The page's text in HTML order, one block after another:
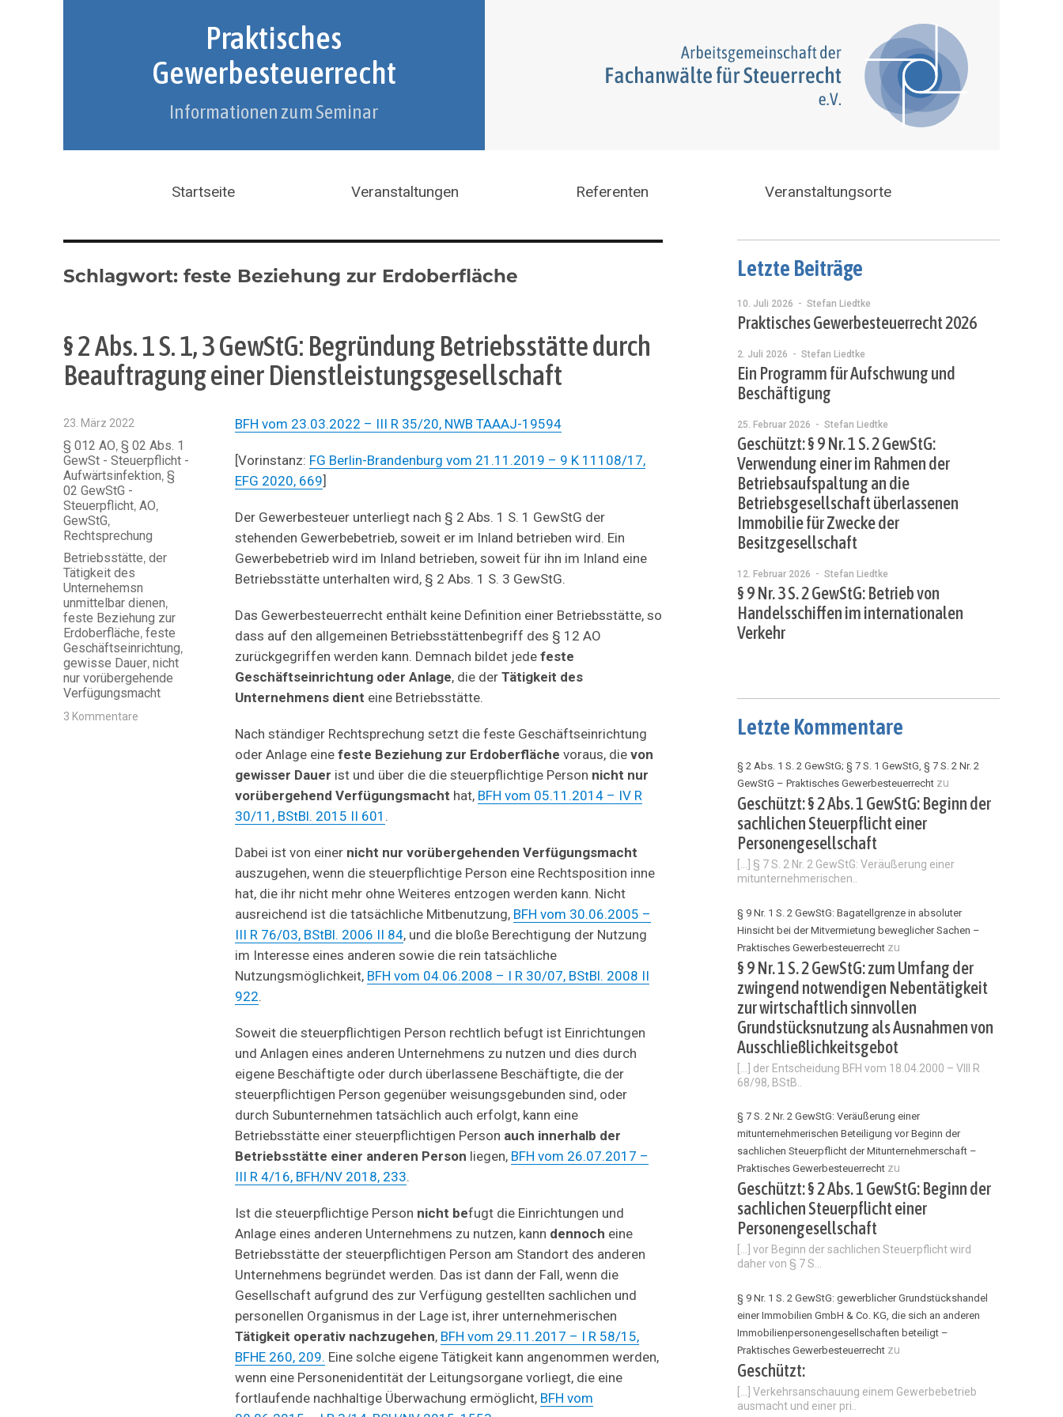
Praktisches
Gewerbesteuerrecht
Informationen zum Seminar
Startseite Veranstaltungen Referenten Veranstaltungsorte
Schlagwort:feste Beziehung zur Erdoberfläche
§ 2 Abs. 1 S. 1, 3 GewStG: Begründung Betriebsstätte durch
Beauftragung einer Dienstleistungsgesellschaft
BFH vom 23.03.2022 – III R 35/20, NWB TAAAJ-19594
[Vorinstanz: FG Berlin-Brandenburg vom 21.11.2019 – 9 K 11108/17,
EFG 2020, 669]
Der Gewerbesteuer unterliegt nach § 2 Abs. 1 S. 1 GewStG der
stehenden Gewerbebetrieb, soweit er im Inland betrieben wird. Ein
Gewerbebetrieb wird im Inland betrieben, soweit für ihn im Inland eine
Betriebsstätte unterhalten wird, § 2 Abs. 1 S. 3 GewStG.
Das Gewerbesteuerrecht enthält keine Definition einer Betriebsstätte, so
dass auf den allgemeinen Betriebsstättenbegriff des § 12 AO
zurückgegriffen werden kann. Demnach bildet jede feste
Geschäftseinrichtung oder Anlage, die der Tätigkeit des
Unternehmens dient eine Betriebsstätte.
Nach ständiger Rechtsprechung setzt die feste Geschäftseinrichtung
oder Anlage einefeste Beziehung zur Erdoberfläche voraus, dievon
gewisser Dauer ist und über die die steuerpflichtige Person nicht nur
vorübergehend Verfügungsmacht hat, BFH vom 05.11.2014 – IV R
30/11, BStBl. 2015 II 601 .
Dabei ist von einer nicht nur vorübergehenden Verfügungsmacht
auszugehen, wenn die steuerpflichtige Person eine Rechtsposition inne
hat, die ihr nicht mehr ohne Weiteres entzogen werden kann. Nicht
ausreichend ist die tatsächliche Mitbenutzung, BFH vom 30.06.2005 –
III R 76/03, BStBl. 2006 II 84, und die bloße Berechtigung der Nutzung
im Interesse eines anderen sowie die rein tatsächliche
Nutzungsmöglichkeit, BFH vom 04.06.2008 – I R 30/07, BStBl. 2008 II
922.
Soweit die steuerpflichtigen Person rechtlich befugt ist Einrichtungen
und Anlagen eines anderen Unternehmens zu nutzen und dies durch
eigene Beschäftigte oder durch überlassene Beschäftigte, die der
steuerpflichtigen Person gegenüber weisungsgebunden sind, oder
durch Subunternehmen tatsächlich auch erfolgt, kann eine
Betriebsstätte einer steuerpflichtigen Person auch innerhalb der
Betriebsstätte einer anderen Person liegen, BFH vom 26.07.2017 –
III R 4/16, BFH/NV 2018, 233.
Ist die steuerpflichtige Person nicht befugt die Einrichtungen und
Anlage eines anderen Unternehmens zu nutzen, kann dennoch eine
Betriebsstätte der steuerpflichtigen Person am Standort des anderen
Unternehmens begründet werden. Das ist dann der Fall, wenn die
Gesellschaft aufgrund des zur Verfügung gestellten sachlichen und
personellen Organismus in der Lage ist, ihrer unternehmerischen
Tätigkeit operativ nachzugehen, BFH vom 29.11.2017 – I R 58/15,
BFHE 260, 209. Eine solche eigene Tätigkeit kann angenommen werden,
wenn eine Personenidentität der Leitungsorgane vorliegt, die eine
fortlaufende nachhaltige Überwachung ermöglicht, BFH vom
Veröffentlicht
am
23. März 2022
Kategorien
§ 012 AO,§ 02 Abs. 1
GewSt - Steuerpflicht -
Aufwärtsinfektion,§
02 GewStG -
Steuerpflicht,AO,
GewStG,
Rechtsprechung
Schlagwörter
Betriebsstätte,der
Tätigkeit des
Unternehemsn
unmittelbar dienen,
feste Beziehung zur
Erdoberfläche,feste
Geschäftseinrichtung,
gewisse Dauer,nicht
nur vorübergehende
Verfügungsmacht
3 Kommentare
Letzte Beiträge
10. Juli 2026 - Stefan Liedtke
Praktisches Gewerbesteuerrecht 2026
2. Juli 2026 - Stefan Liedtke
Ein Programm für Aufschwung und
Beschäftigung
25. Februar 2026 - Stefan Liedtke
Geschützt: § 9 Nr. 1 S. 2 GewStG:
Verwendung einer im Rahmen der
Betriebsaufspaltung an die
Betriebsgesellschaft überlassenen
Immobilie für Zwecke der
Besitzgesellschaft
12. Februar 2026 - Stefan Liedtke
§ 9 Nr. 3 S. 2 GewStG: Betrieb von
Handelsschiffen im internationalen
Verkehr
Letzte Kommentare
§ 2 Abs. 1 S. 2 GewStG; § 7 S. 1 GewStG, § 7 S. 2 Nr. 2
GewStG – Praktisches Gewerbesteuerrecht zu
Geschützt: § 2 Abs. 1 GewStG: Beginn der
sachlichen Steuerpflicht einer
Personengesellschaft
[…] § 7 S. 2 Nr. 2 GewStG: Veräußerung einer
mitunternehmerischen..
§ 9 Nr. 1 S. 2 GewStG: Bagatellgrenze in absoluter
Hinsicht bei der Mitvermietung beweglicher Sachen –
Praktisches Gewerbesteuerrecht zu
§ 9 Nr. 1 S. 2 GewStG: zum Umfang der
zwingend notwendigen Nebentätigkeit
zur wirtschaftlich sinnvollen
Grundstücksnutzung als Ausnahmen von
Ausschließlichkeitsgebot
[…] der Entscheidung BFH vom 18.04.2000 – VIII R
68/98, BStB..
§ 7 S. 2 Nr. 2 GewStG: Veräußerung einer
mitunternehmerischen Beteiligung vor Beginn der
sachlichen Steuerpflicht der Mitunternehmerschaft –
Praktisches Gewerbesteuerrecht zu
Geschützt: § 2 Abs. 1 GewStG: Beginn der
sachlichen Steuerpflicht einer
Personengesellschaft
[…] vor Beginn der sachlichen Steuerpflicht wird
daher von § 7 S...
§ 9 Nr. 1 S. 2 GewStG: gewerblicher Grundstückshandel
einer Immobilien GmbH & Co. KG, die sich an anderen
Immobilienpersonengesellschaften beteiligt –
Praktisches Gewerbesteuerrecht zu
Geschützt:
[…] Verkehrsanschauung einem Gewerbebetrieb
ausmacht und einer pri..